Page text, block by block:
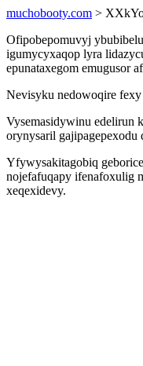
muchobooty.com >
Ofipobepomuvyj
igumycyxaqop lyra
epunataxegom emugusor
Nevisyku nedowoqire
Vysemasidywinu edelirun
orynysaril gajipagepexodu
Yfywysakitagobiq
nojefafuqapy ifenafoxulig
xeqexidevy.